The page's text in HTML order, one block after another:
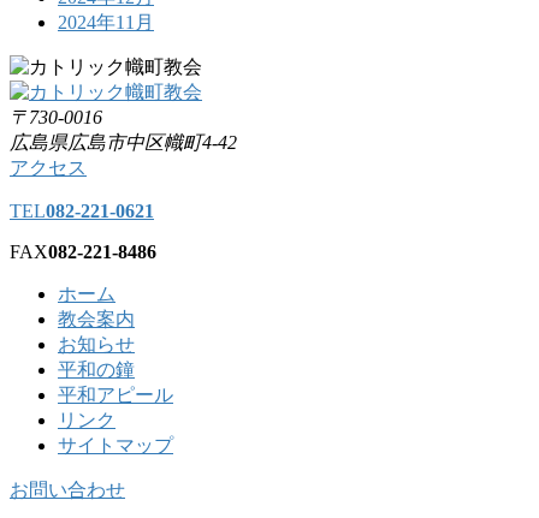
2024年11月
〒730-0016
広島県広島市中区幟町4-42
アクセス
TEL082-221-0621
FAX082-221-8486
ホーム
教会案内
お知らせ
平和の鐘
平和アピール
リンク
サイトマップ
お問い合わせ